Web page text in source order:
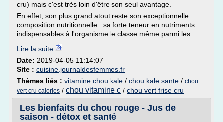
cru) mais c'est très loin d'être son seul avantage.
En effet, son plus grand atout reste son exceptionnelle
composition nutritionnelle : sa forte teneur en nutriments
indispensables à l'organisme le classe même parmi les...
Lire la suite
Date: 2019-04-05 11:14:07
Site : cuisine.journaldesfemmes.fr
Thèmes liés : vitamine chou kale / chou kale sante / chou
vert cru calories / chou vitamine c / chou vert frise cru
Les bienfaits du chou rouge - Jus de
saison - détox et santé